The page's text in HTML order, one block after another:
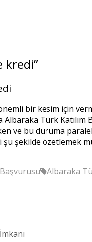
kredi”
bir kesim için
Türk
ve bu duruma
şu şekilde özetlemek
Albaraka